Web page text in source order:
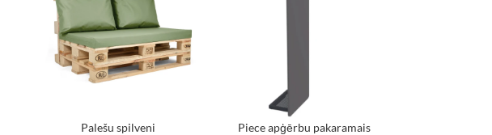
Palešu spilveni Piece apģērbu pakaramais